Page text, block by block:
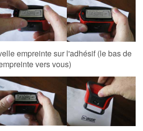
empreinte sur l'adhésif (le bas de
vers vous)